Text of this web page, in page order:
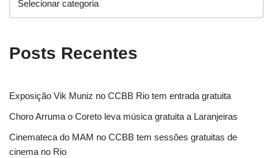
Posts Recentes
Exposição Vik Muniz no CCBB Rio tem entrada gratuita
Choro Arruma o Coreto leva música gratuita a Laranjeiras
Cinemateca do MAM no CCBB tem sessões gratuitas de
cinema no Rio